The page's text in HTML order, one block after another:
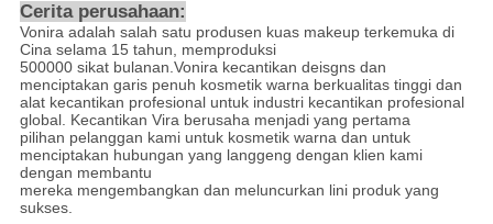
Cerita perusahaan:
Vonira adalah salah satu produsen kuas makeup terkemuka di
Cina selama 15 tahun, memproduksi
500000 sikat bulanan.Vonira kecantikan deisgns dan
menciptakan garis penuh kosmetik warna berkualitas tinggi dan
alat kecantikan profesional untuk industri kecantikan profesional
global. Kecantikan Vira berusaha menjadi yang pertama
pilihan pelanggan kami untuk kosmetik warna dan untuk
menciptakan hubungan yang langgeng dengan klien kami
dengan membantu
mereka mengembangkan dan meluncurkan lini produk yang
sukses.